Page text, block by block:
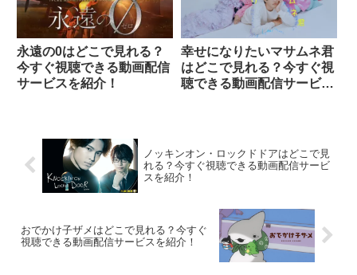
永遠の0はどこで見れる？
今すぐ視聴できる動画配信
サービスを紹介！
幸せになりたいマサムネ君
はどこで見れる？今すぐ視
聴できる動画配信サービス
ノッキンオン・ロックドドアはどこで見
れる？今すぐ視聴できる動画配信サービ
スを紹介！
おでかけ子ザメはどこで見れる？今すぐ
視聴できる動画配信サービスを紹介！